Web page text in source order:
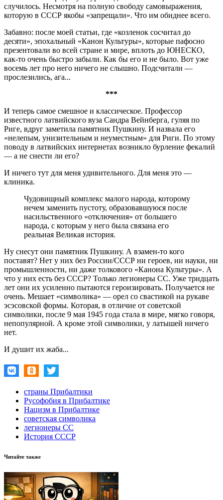
случилось. Несмотря на полную свободу самовыражения,
которую в СССР якобы «запрещали». Что им обиднее всего.
Забавно: после моей статьи, где «козленок сосчитал до
десяти», эпохальный «Канон Культуры», которые пафосно
презентовали во всей стране и мире, вплоть до ЮНЕСКО,
как-то очень быстро забыли. Как бы его и не было. Вот уже
восемь лет про него ничего не слышно. Подсчитали —
прослезились, ага...
***
И теперь самое смешное и классическое. Профессор
известного латвийского вуза Сандра Вейнберга, гуляя по
Риге, вдруг заметила памятник Пушкину. И назвала его
«нелепым, унизительным и неуместным» для Риги. По этому
поводу в латвийских интернетах возникло бурление фекалий
— а не снести ли его?
И ничего тут для меня удивительного. Для меня это —
клиника.
Чудовищный комплекс малого народа, которому
нечем заменить пустоту, образовавшуюся после
насильственного «отключения» от большего
народа, с которым у него была связана его
реальная Великая история.
Ну снесут они памятник Пушкину. А взамен-то кого
поставят? Нет у них без России/СССР ни героев, ни науки, ни
промышленности, ни даже толкового «Канона Культуры». А
что у них есть без СССР? Только легионеры СС. Уже тридцать
лет они их усиленно пытаются героизировать. Получается не
очень. Мешает «символика» — орел со свастикой на рукаве
эсэсовской формы. Которая, в отличие от советской
символики, после 9 мая 1945 года стала в мире, мягко говоря,
непопулярной. А кроме этой символики, у латышей ничего
нет.
И душит их жаба...
страны Прибалтики
Русофобия в Прибалтике
Нацизм в Прибалтике
советская символика
легионеры СС
История СССР
Читайте также